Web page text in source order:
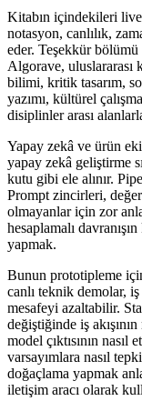
Kitabın içindekileri live
notasyon, canlılık,
eder. Teşekkür
Algorave, uluslararası
bilimi, kritik tasarım,
yazımı, kültürel
disiplinler arası
Yapay zekâ ve ürün
yapay zekâ geliştirme
kutu gibi ele alınır.
Prompt zincirleri,
olmayanlar için zor
hesaplamalı
yapmak.
Bunun prototipleme
canlı teknik demolar,
mesafeyi azaltabilir.
değiştiğinde iş
model çıktısının
varsayımlara nasıl
doğaçlama yapmak
iletişim aracı olarak